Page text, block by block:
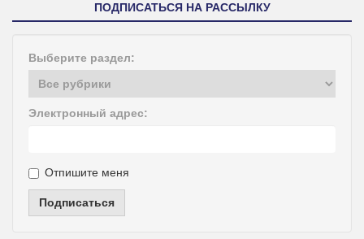
ПОДПИСАТЬСЯ НА РАССЫЛКУ
Выберите раздел:
Электронный адрес:
Отпишите меня
Подписаться